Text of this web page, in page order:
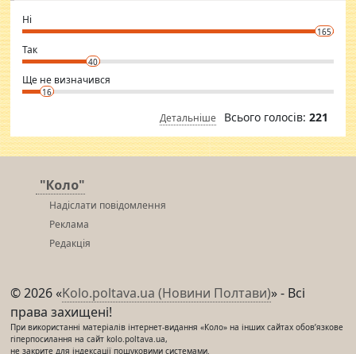
want to meet new people. Sakshi Mirchandani health and figure
conscious in order to keep yourself fit and regularly go to the health
club.
⇒ sakshimirchandani.com
Ні
165
Так
40
Ще не визначився
16
Детальніше Всього голосів: 221
"Коло"
Надіслати повідомлення
Реклама
Редакція
© 2026 «Kolo.poltava.ua (Новини Полтави)» - Всі
права захищені!
При використанні матеріалів інтернет-видання «Коло» на інших сайтах обов’язкове
гіперпосилання на сайт kolo.poltava.ua,
не закрите для індексації пошуковими системами.